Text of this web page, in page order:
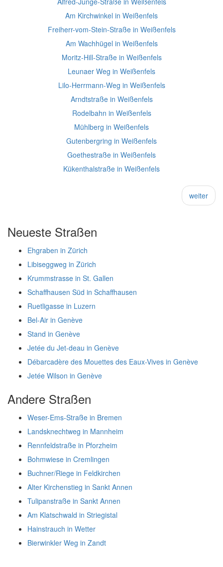
Am Kirchwinkel in Weißenfels
Freiherr-vom-Stein-Straße in Weißenfels
Am Wachhügel in Weißenfels
Moritz-Hill-Straße in Weißenfels
Leunaer Weg in Weißenfels
Lilo-Herrmann-Weg in Weißenfels
Arndtstraße in Weißenfels
Rodelbahn in Weißenfels
Mühlberg in Weißenfels
Gutenbergring in Weißenfels
Goethestraße in Weißenfels
Kükenthalstraße in Weißenfels
weiter
Neueste Straßen
Ehgraben in Zürich
Libiseggweg in Zürich
Krummstrasse in St. Gallen
Schaffhausen Süd in Schaffhausen
Ruetligasse in Luzern
Bel-Air in Genève
Stand in Genève
Jetée du Jet-deau in Genève
Débarcadère des Mouettes des Eaux-Vives in Genève
Jetée Wilson in Genève
Andere Straßen
Weser-Ems-Straße in Bremen
Landsknechtweg in Mannheim
Rennfeldstraße in Pforzheim
Bohmwiese in Cremlingen
Buchner/Riege in Feldkirchen
Alter Kirchenstieg in Sankt Annen
Tulipanstraße in Sankt Annen
Am Klatschwald in Striegistal
Hainstrauch in Wetter
Bierwinkler Weg in Zandt